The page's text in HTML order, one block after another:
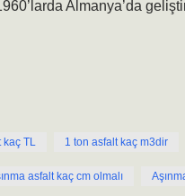
Almanya’da
kaç TL 1 ton asfalt kaç m3dir
asfalt kaç cm olmalı